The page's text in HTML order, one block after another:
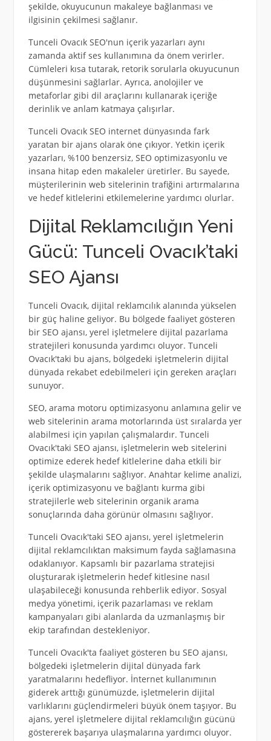
şekilde, okuyucunun makaleye bağlanması ve
ilgisinin çekilmesi sağlanır.
Tunceli Ovacık SEO'nun içerik yazarları aynı
zamanda aktif ses kullanımına da önem verirler.
Cümleleri kısa tutarak, retorik sorularla okuyucunun
düşünmesini sağlarlar. Ayrıca, anolojiler ve
metaforlar gibi dil araçlarını kullanarak içeriğe
derinlik ve anlam katmaya çalışırlar.
Tunceli Ovacık SEO internet dünyasında fark
yaratan bir ajans olarak öne çıkıyor. Yetkin içerik
yazarları, %100 benzersiz, SEO optimizasyonlu ve
insana hitap eden makaleler üretirler. Bu sayede,
müşterilerinin web sitelerinin trafiğini artırmalarına
ve hedef kitlelerini etkilemelerine yardımcı olurlar.
Dijital Reklamcılığın Yeni
Gücü: Tunceli Ovacık’taki
SEO Ajansı
Tunceli Ovacık, dijital reklamcılık alanında yükselen
bir güç haline geliyor. Bu bölgede faaliyet gösteren
bir SEO ajansı, yerel işletmelere dijital pazarlama
stratejileri konusunda yardımcı oluyor. Tunceli
Ovacık'taki bu ajans, bölgedeki işletmelerin dijital
dünyada rekabet edebilmeleri için gereken araçları
sunuyor.
SEO, arama motoru optimizasyonu anlamına gelir ve
web sitelerinin arama motorlarında üst sıralarda yer
alabilmesi için yapılan çalışmalardır. Tunceli
Ovacık'taki SEO ajansı, işletmelerin web sitelerini
optimize ederek hedef kitlelerine daha etkili bir
şekilde ulaşmalarını sağlıyor. Anahtar kelime analizi,
içerik optimizasyonu ve bağlantı kurma gibi
stratejilerle web sitelerinin organik arama
sonuçlarında daha görünür olmasını sağlıyor.
Tunceli Ovacık'taki SEO ajansı, yerel işletmelerin
dijital reklamcılıktan maksimum fayda sağlamasına
odaklanıyor. Kapsamlı bir pazarlama stratejisi
oluşturarak işletmelerin hedef kitlesine nasıl
ulaşabileceği konusunda rehberlik ediyor. Sosyal
medya yönetimi, içerik pazarlaması ve reklam
kampanyaları gibi alanlarda da uzmanlaşmış bir
ekip tarafından destekleniyor.
Tunceli Ovacık'ta faaliyet gösteren bu SEO ajansı,
bölgedeki işletmelerin dijital dünyada fark
yaratmalarını hedefliyor. İnternet kullanımının
giderek arttığı günümüzde, işletmelerin dijital
varlıklarını güçlendirmeleri büyük önem taşıyor. Bu
ajans, yerel işletmelere dijital reklamcılığın gücünü
göstererek başarıya ulaşmalarına yardımcı oluyor.